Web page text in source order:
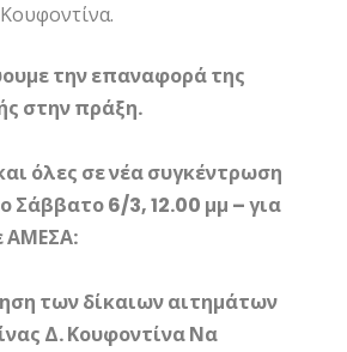
την επαναφορά της
στην πράξη.
όλες σε νέα συγκέντρωση
Σάββατο 6/3, 12.00 μμ – για
ΑΜΕΣΑ:
των δίκαιων αιτημάτων
Δ. Κουφοντίνα Να